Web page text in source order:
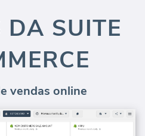
DA SUITE
vendas online